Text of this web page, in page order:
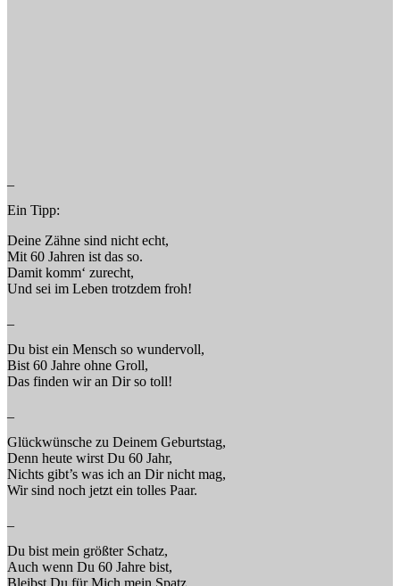
Ein Tipp:
Deine Zähne sind nicht echt,
Mit 60 Jahren ist das so.
Damit komm‘ zurecht,
Und sei im Leben trotzdem froh!
Du bist ein Mensch so wundervoll,
Bist 60 Jahre ohne Groll,
Das finden wir an Dir so toll!
Glückwünsche zu Deinem Geburtstag,
Denn heute wirst Du 60 Jahr,
Nichts gibt’s was ich an Dir nicht mag,
Wir sind noch jetzt ein tolles Paar.
Du bist mein größter Schatz,
Auch wenn Du 60 Jahre bist,
Bleibst Du für Mich mein Spatz,